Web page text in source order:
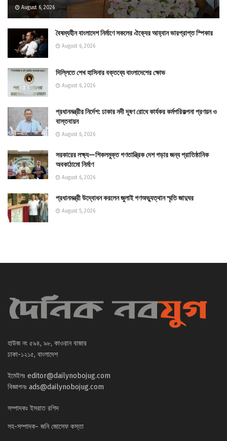
August 6, 2026
বৈষম্যহীন বাংলাদেশ নির্মাণে সকলের ঐক্যের আহ্বান ভারপ্রাপ্ত স্পিকার
August 6, 2026
দিল্লিতে শেখ হাসিনার বক্তব্যে বাংলাদেশের ক্ষোভ
August 6, 2026
প্রধানমন্ত্রীর নির্দেশ: ঢাকার নদী দূষণ রোধে কার্যকর কর্মপরিকল্পনা প্রণয়ন ও
বাস্তবায়ন
August 6, 2026
সরকারের লক্ষ্য—শিকলমুক্ত গণতান্ত্রিক দেশ গড়ার জন্য প্রাতিষ্ঠানিক
অবকাঠামো নির্মাণ
August 6, 2026
প্রধানমন্ত্রী উদ্বোধন করলেন জুলাই গণঅভ্যুত্থান স্মৃতি জাদুঘর
August 5, 2026
হাউজ নং ৫৯৪, ৯৮, কাওরান বাজার
ঢাকা-১২১৫, বাংলাদেশ
ইমেইলঃ editor@dailynobojug.com
বিজ্ঞাপনঃ ads@dailynobojug.com
সম্পাদকঃ ইসরাত রশিদ
সহ-সম্পাদক- জনি জোসেফ কস্তা